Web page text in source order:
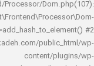
Frontend/Processor/
decokadeh.com/